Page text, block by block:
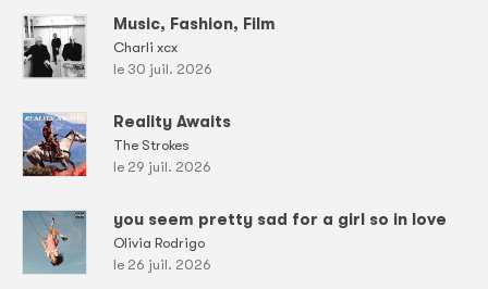
Music, Fashion, Film
Charli xcx
le 30 juil. 2026
Reality Awaits
The Strokes
le 29 juil. 2026
you seem pretty sad for a girl so in love
Olivia Rodrigo
le 26 juil. 2026